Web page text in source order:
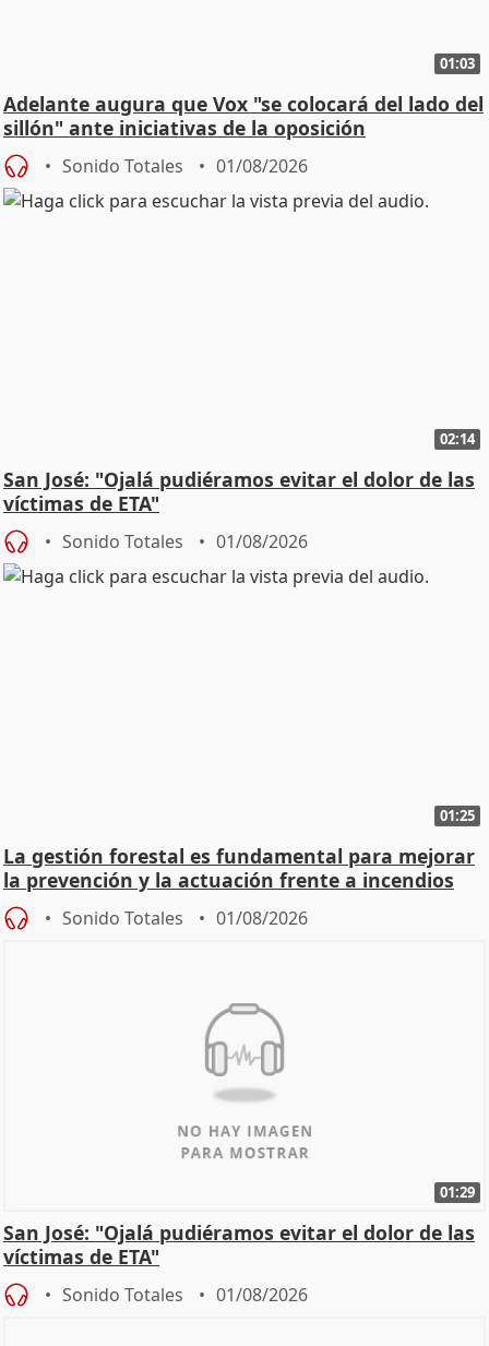
01:03
Adelante augura que Vox "se colocará del lado del
sillón" ante iniciativas de la oposición
Sonido Totales 01/08/2026
02:14
San José: "Ojalá pudiéramos evitar el dolor de las
víctimas de ETA"
Sonido Totales 01/08/2026
01:25
La gestión forestal es fundamental para mejorar
la prevención y la actuación frente a incendios
Sonido Totales 01/08/2026
01:29
San José: "Ojalá pudiéramos evitar el dolor de las
víctimas de ETA"
Sonido Totales 01/08/2026